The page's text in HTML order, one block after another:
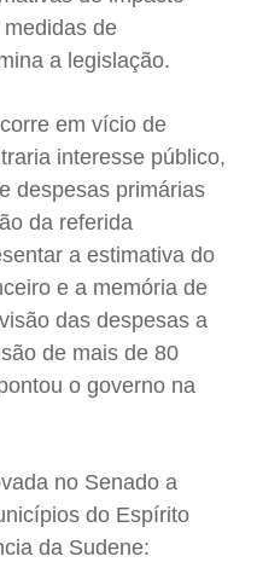
de
a legislação.
em vício de
interesse público,
despesas primárias
da referida
a estimativa do
e a memória de
das despesas a
de mais de 80
o governo na
no Senado a
do Espírito
da Sudene: